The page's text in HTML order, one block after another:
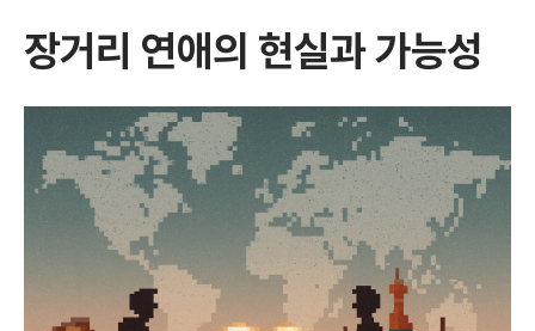
장거리 연애의 현실과 가능성